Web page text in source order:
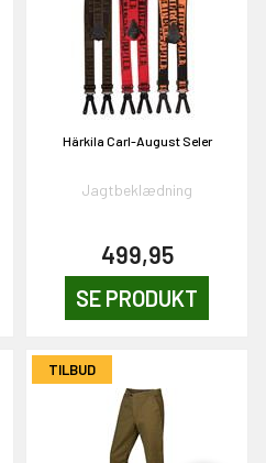
Härkila Carl-August Seler
Jagtbeklædning
499,95
SE PRODUKT
TILBUD